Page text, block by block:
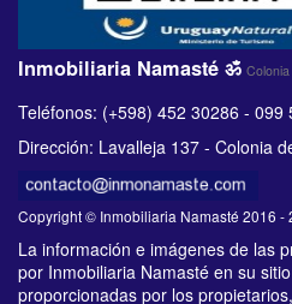
Inmobiliaria Namasté ॐ
Teléfonos: (+598) 452 30286 - 099
Dirección: Lavalleja 137 - Colonia
Copyright © Inmobiliaria Namasté 2016 -
La información e imágenes de las
por Inmobiliaria Namasté en su
proporcionadas por los